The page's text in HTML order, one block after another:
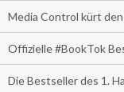
Media Control kürt
Offizielle #BookTok
Die Bestseller des 1.